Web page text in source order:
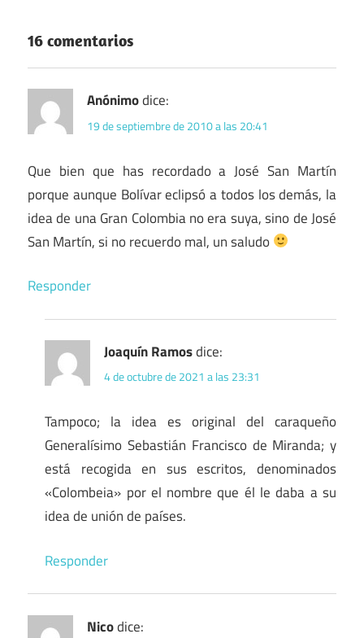
16 comentarios
Anónimodice:
19 de septiembre de 2010 a las 20:41
Que bien que has recordado a José San Martín
porque aunque Bolívar eclipsó a todos los demás, la
idea de una Gran Colombia no era suya, sino de José
San Martín, si no recuerdo mal, un saludo
Responder
Joaquín Ramosdice:
4 de octubre de 2021 a las 23:31
Tampoco; la idea es original del caraqueño
Generalísimo Sebastián Francisco de Miranda; y
está recogida en sus escritos, denominados
«Colombeia» por el nombre que él le daba a su
idea de unión de países.
Responder
Nicodice: